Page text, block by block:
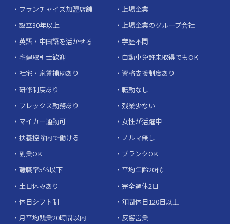
フランチャイズ加盟店舗
上場企業
設立30年以上
上場企業のグループ会社
英語・中国語を活かせる
学歴不問
宅建取引士歓迎
自動車免許未取得でもOK
社宅・家賃補助あり
資格支援制度あり
研修制度あり
転勤なし
フレックス勤務あり
残業少ない
マイカー通勤可
女性が活躍中
扶養控除内で働ける
ノルマ無し
副業OK
ブランクOK
離職率5％以下
平均年齢20代
土日休みあり
完全週休2日
休日シフト制
年間休日120日以上
月平均残業20時間以内
反響営業